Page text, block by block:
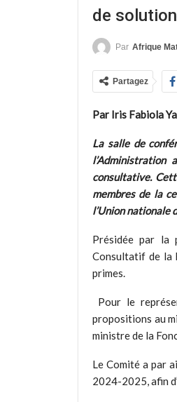
de
Par Afrique
Partagez
Par Iris Fabiola
La salle de
consultative.
membres de la
l’Union nationale
Présidée par la
Consultatif de la
primes.
Pour le
propositions au
ministre de la
Le Comité a par
2024-2025, afin